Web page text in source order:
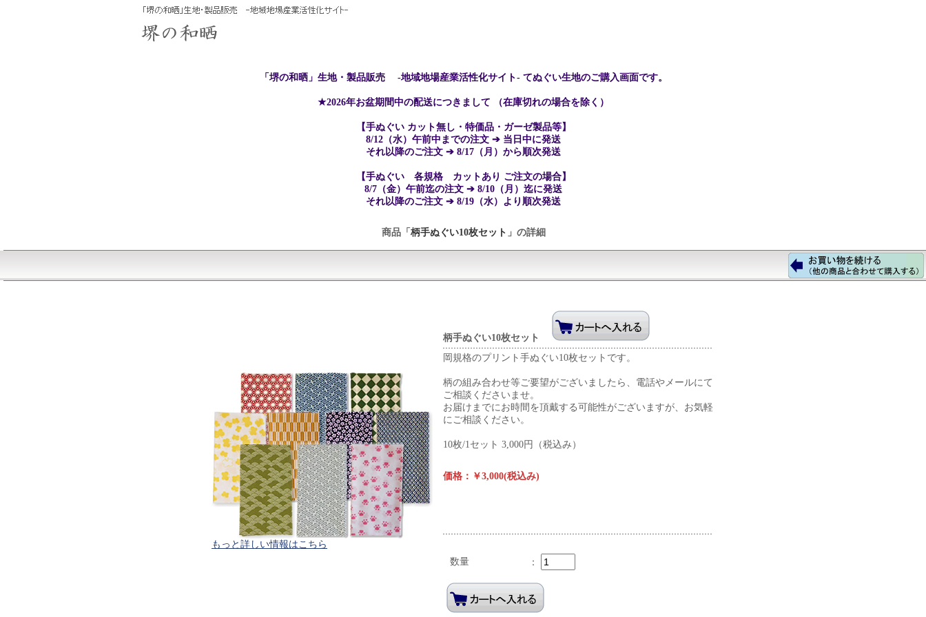
「堺の和晒」生地・製品販売 -地域地場産業活性化サイト- てぬぐい生地のご購入画面です。
★2026年お盆期間中の配送につきまして （在庫切れの場合を除く）
【手ぬぐい カット無し・特価品・ガーゼ製品等】
8/12（水）午前中までの注文 ➔ 当日中に発送
それ以降のご注文 ➔ 8/17（月）から順次発送
【手ぬぐい 各規格 カットあり ご注文の場合】
8/7（金）午前迄の注文 ➔ 8/10（月）迄に発送
それ以降のご注文 ➔ 8/19（水）より順次発送
商品「 柄手ぬぐい10枚セット 」の詳細
もっと詳しい情報はこちら
柄手ぬぐい10枚セット
岡規格のプリント手ぬぐい10枚セットです。
柄の組み合わせ等ご要望がございましたら、電話やメールにて
ご相談くださいませ。
お届けまでにお時間を頂戴する可能性がございますが、お気軽
にご相談ください。
10枚/1セット 3,000円（税込み）
価格：￥3,000(税込み)
数量 ：